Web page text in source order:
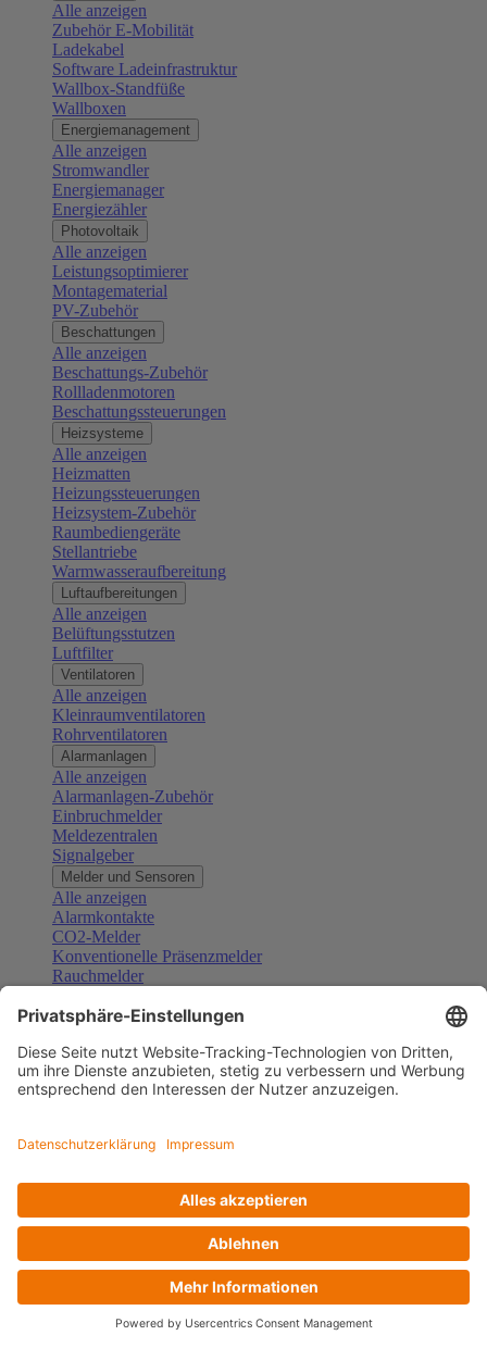
Alle anzeigen
Zubehör E-Mobilität
Ladekabel
Software Ladeinfrastruktur
Wallbox-Standfüße
Wallboxen
Energiemanagement
Alle anzeigen
Stromwandler
Energiemanager
Energiezähler
Photovoltaik
Alle anzeigen
Leistungsoptimierer
Montagematerial
PV-Zubehör
Beschattungen
Alle anzeigen
Beschattungs-Zubehör
Rollladenmotoren
Beschattungssteuerungen
Heizsysteme
Alle anzeigen
Heizmatten
Heizungssteuerungen
Heizsystem-Zubehör
Raumbediengeräte
Stellantriebe
Warmwasseraufbereitung
Luftaufbereitungen
Alle anzeigen
Belüftungsstutzen
Luftfilter
Ventilatoren
Alle anzeigen
Kleinraumventilatoren
Rohrventilatoren
Alarmanlagen
Alle anzeigen
Alarmanlagen-Zubehör
Einbruchmelder
Meldezentralen
Signalgeber
Melder und Sensoren
Alle anzeigen
Alarmkontakte
CO2-Melder
Konventionelle Präsenzmelder
Rauchmelder
Gefahrenmelder
Türsprechanlagen
Alle anzeigen
Außenstationen
Klingeltaster und Gongs
Sprechanlagen-Sets
Zubehör Türkommunikation
Videoüberwachung
Zubehör Videoüberwachung
Alle anzeigen